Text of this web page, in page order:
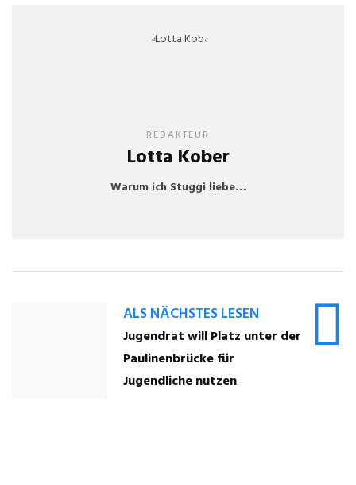
REDAKTEUR
Lotta Kober
Warum ich Stuggi liebe…
ALS NÄCHSTES LESEN
Jugendrat will Platz unter der
Paulinenbrücke für
Jugendliche nutzen